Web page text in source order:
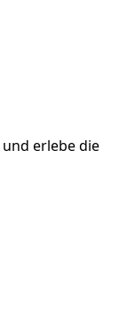
erlebe die